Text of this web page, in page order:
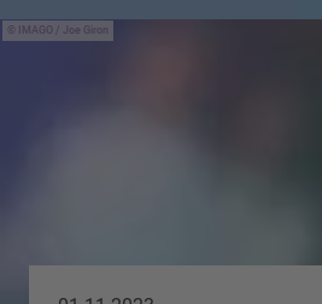
IMAGO / Joe Giron